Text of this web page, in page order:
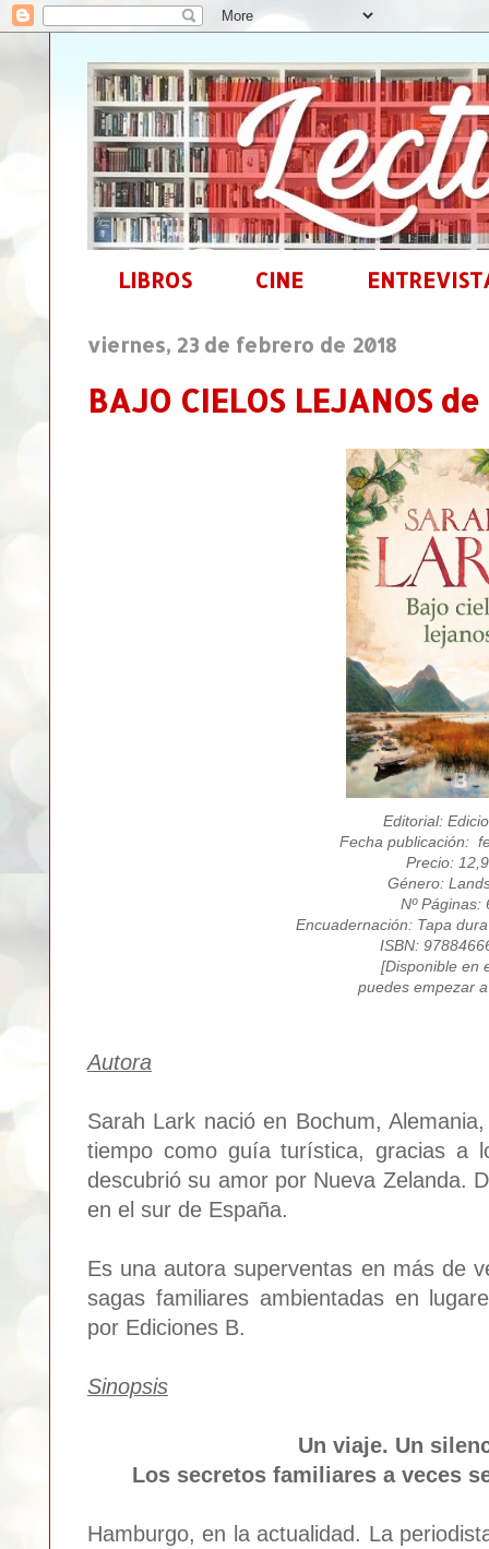
LIBROS CINE
viernes, 23 de febrero de 2018
BAJO CIELOS LEJANOS
Editorial:
Fecha publicación:
Precio:
Género:
Nº Páginas:
Encuadernación: Tapa
ISBN:
[Disponible en
puedes empezar
Autora
Sarah Lark nació en Bochum,
tiempo como guía turística, gracias a
descubrió su amor por Nueva Zelanda.
en el sur de España.
Es una autora superventas en más de
sagas familiares ambientadas en
por Ediciones B.
Sinopsis
Un viaje. Un
Los secretos familiares a veces
Hamburgo, en la actualidad. La